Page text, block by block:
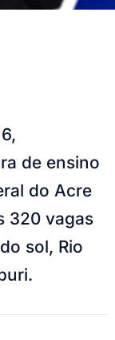
de ensino
do Acre
320 vagas
sol, Rio